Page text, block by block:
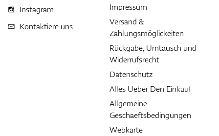
Instagram
Kontaktiere uns
Impressum
Versand &
Zahlungsmöglickeiten
Rückgabe, Umtausch und
Widerrufsrecht
Datenschutz
Alles Ueber Den Einkauf
Allgemeine
Geschaeftsbedingungen
Webkarte